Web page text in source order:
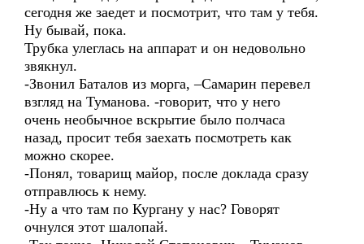
сегодня же заедет и посмотрит, что там у тебя.
Ну бывай, пока.
Трубка улеглась на аппарат и он недовольно
звякнул.
-Звонил Баталов из морга, –Самарин перевел
взгляд на Туманова. -говорит, что у него
очень необычное вскрытие было полчаса
назад, просит тебя заехать посмотреть как
можно скорее.
-Понял, товарищ майор, после доклада сразу
отправлюсь к нему.
-Ну а что там по Кургану у нас? Говорят
очнулся этот шалопай.